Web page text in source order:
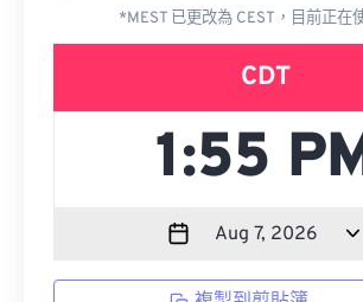
*MEST 已更改為 CEST，目前正在
CDT